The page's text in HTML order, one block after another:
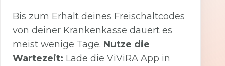
Bis zum Erhalt deines Freischaltcodes
von deiner Krankenkasse dauert es
meist wenige Tage. Nutze die
Wartezeit: Lade die ViViRA App in